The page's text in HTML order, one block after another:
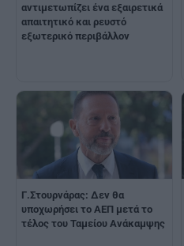
αντιμετωπίζει ένα εξαιρετικά
απαιτητικό και ρευστό
εξωτερικό περιβάλλον
Γ.Στουρνάρας: Δεν θα
υποχωρήσει το ΑΕΠ μετά το
τέλος του Ταμείου Ανάκαμψης